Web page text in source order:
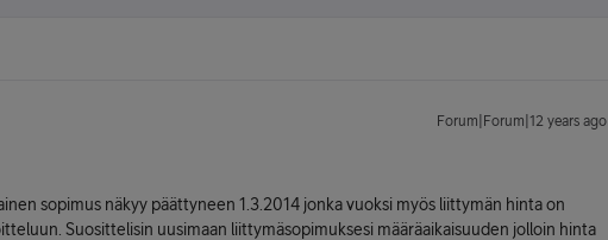
Forum|Forum|12 years ago
sopimus näkyy päättyneen 1.3.2014 jonka vuoksi myös liittymän hinta on
Suosittelisin uusimaan liittymäsopimuksesi määräaikaisuuden jolloin hinta